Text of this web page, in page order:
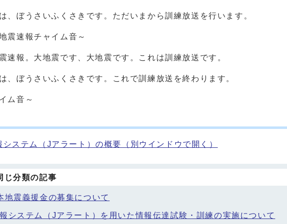
、ぼうさいふくさきです。ただいまから訓練放送を行います。
震速報チャイム音～
速報。大地震です、大地震です。これは訓練放送です。
、ぼうさいふくさきです。これで訓練放送を終わります。
ム音～
システム（Jアラート）の概要 （別ウインドウで開く）
じ分類の記事
地震義援金の募集について
システム（Jアラート）を用いた情報伝達試験・訓練の実施について